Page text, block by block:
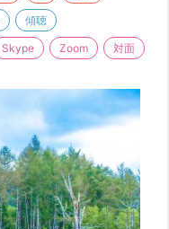
傾聴
Skype Zoom 対面